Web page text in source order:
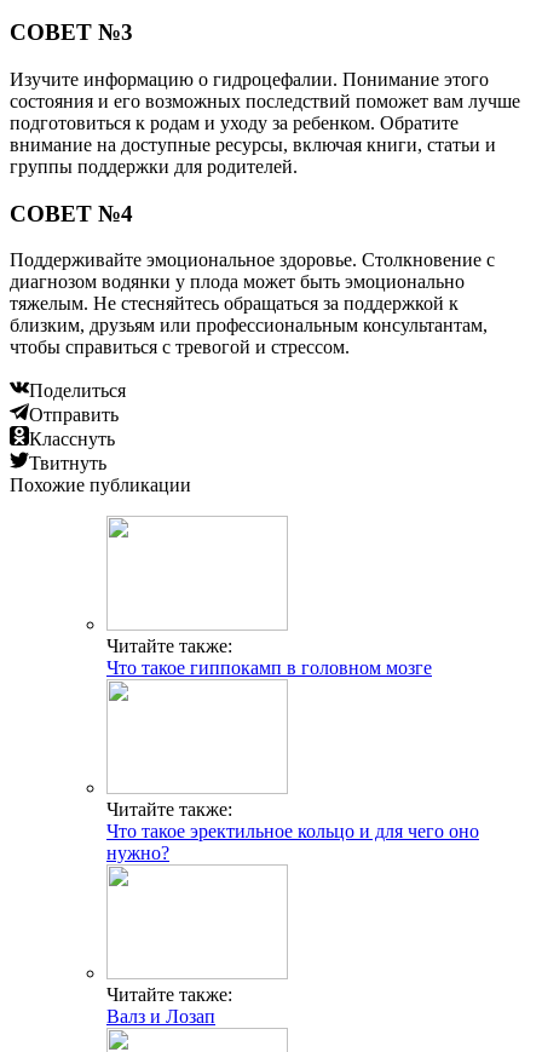
СОВЕТ №3
Изучите информацию о гидроцефалии. Понимание этого
состояния и его возможных последствий поможет вам лучше
подготовиться к родам и уходу за ребенком. Обратите
внимание на доступные ресурсы, включая книги, статьи и
группы поддержки для родителей.
СОВЕТ №4
Поддерживайте эмоциональное здоровье. Столкновение с
диагнозом водянки у плода может быть эмоционально
тяжелым. Не стесняйтесь обращаться за поддержкой к
близким, друзьям или профессиональным консультантам,
чтобы справиться с тревогой и стрессом.
Поделиться
Отправить
Класснуть
Твитнуть
Похожие публикации
Читайте также:
Что такое гиппокамп в головном мозге
Читайте также:
Что такое эректильное кольцо и для чего оно
нужно?
Читайте также:
Валз и Лозап